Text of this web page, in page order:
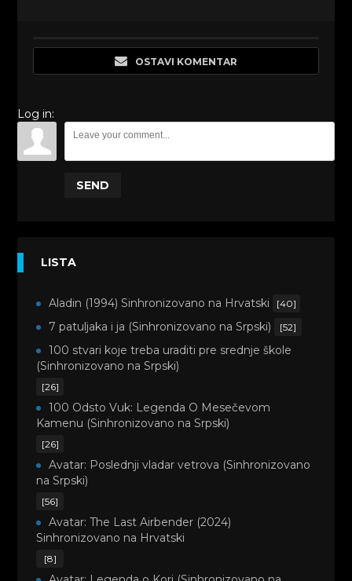
OSTAVI KOMENTAR
Log in:
SEND
LISTA
Aladin (1994) Sinhronizovano na Hrvatski [40]
7 patuljaka i ja (Sinhronizovano na Srpski) [52]
100 stvari koje treba uraditi pre srednje škole
(Sinhronizovano na Srpski)
[26]
100 Odsto Vuk: Legenda O Mesečevom
Kamenu (Sinhronizovano na Srpski)
[26]
Avatar: Poslednji vladar vetrova (Sinhronizovano
na Srpski)
[56]
Avatar: The Last Airbender (2024)
Sinhronizovano na Hrvatski
[8]